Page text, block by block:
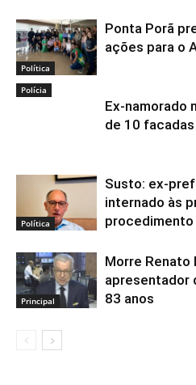
Política
Ponta Porã
ações para o
Polícia
Ex-namorado
de 10 facadas
Política
Susto: ex-
internado às
procedimento
Principal
Morre Renato
apresentador
83 anos